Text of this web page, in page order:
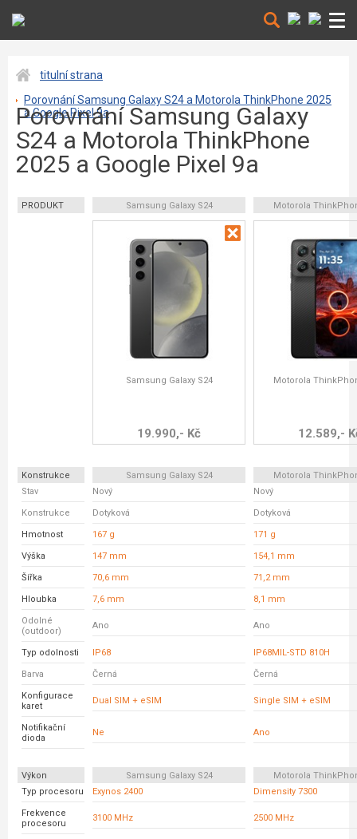
titulní strana
Porovnání Samsung Galaxy S24 a Motorola ThinkPhone 2025
a Google Pixel 9a
Porovnání Samsung Galaxy
S24 a Motorola ThinkPhone
2025 a Google Pixel 9a
PRODUKT Samsung Galaxy S24 Motorola
Samsung Galaxy S24
19.990,- Kč
Motorola
12.589,-
Konstrukce Samsung Galaxy S24
Motorola
Stav
Nový Nový
Konstrukce Dotyková Dotyková
Hmotnost 167 g 171 g
Výška 147 mm 154,1 mm
Šířka 70,6 mm 71,2 mm
Hloubka 7,6 mm 8,1 mm
Odolné
(outdoor)
Ano Ano
Typ odolnosti IP68 IP68MIL-STD 810H
Barva Černá Černá
Konfigurace
karet
Dual SIM + eSIM Single SIM + eSIM
Notifikační
dioda
Ne Ano
Výkon Samsung Galaxy S24
Motorola
Typ procesoru
Exynos 2400 Dimensity 7300
Frekvence
procesoru
3100 MHz 2500 MHz